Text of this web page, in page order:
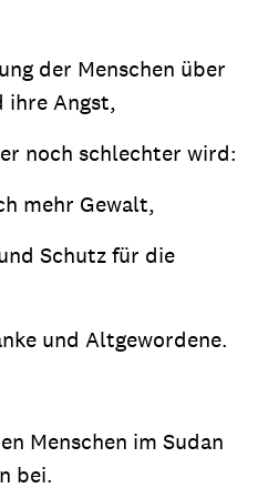
der Menschen über
ihre Angst,
noch schlechter wird:
mehr Gewalt,
Schutz für die
und Altgewordene.
Menschen im Sudan
bei.